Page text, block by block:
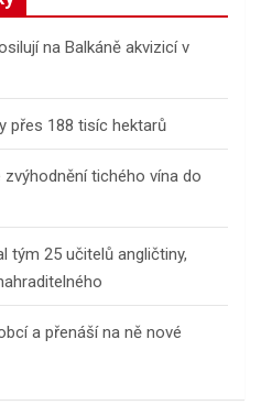
na Balkáně akvizicí v
přes 188 tisíc hektarů
tichého vína do
tým 25 učitelů angličtiny,
a přenáší na ně nové